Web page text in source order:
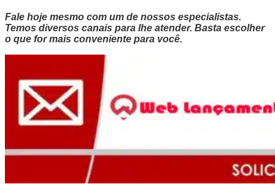
Fale hoje mesmo com um de nossos especialistas.
Temos diversos canais para lhe atender. Basta escolher
o que for mais conveniente para você.